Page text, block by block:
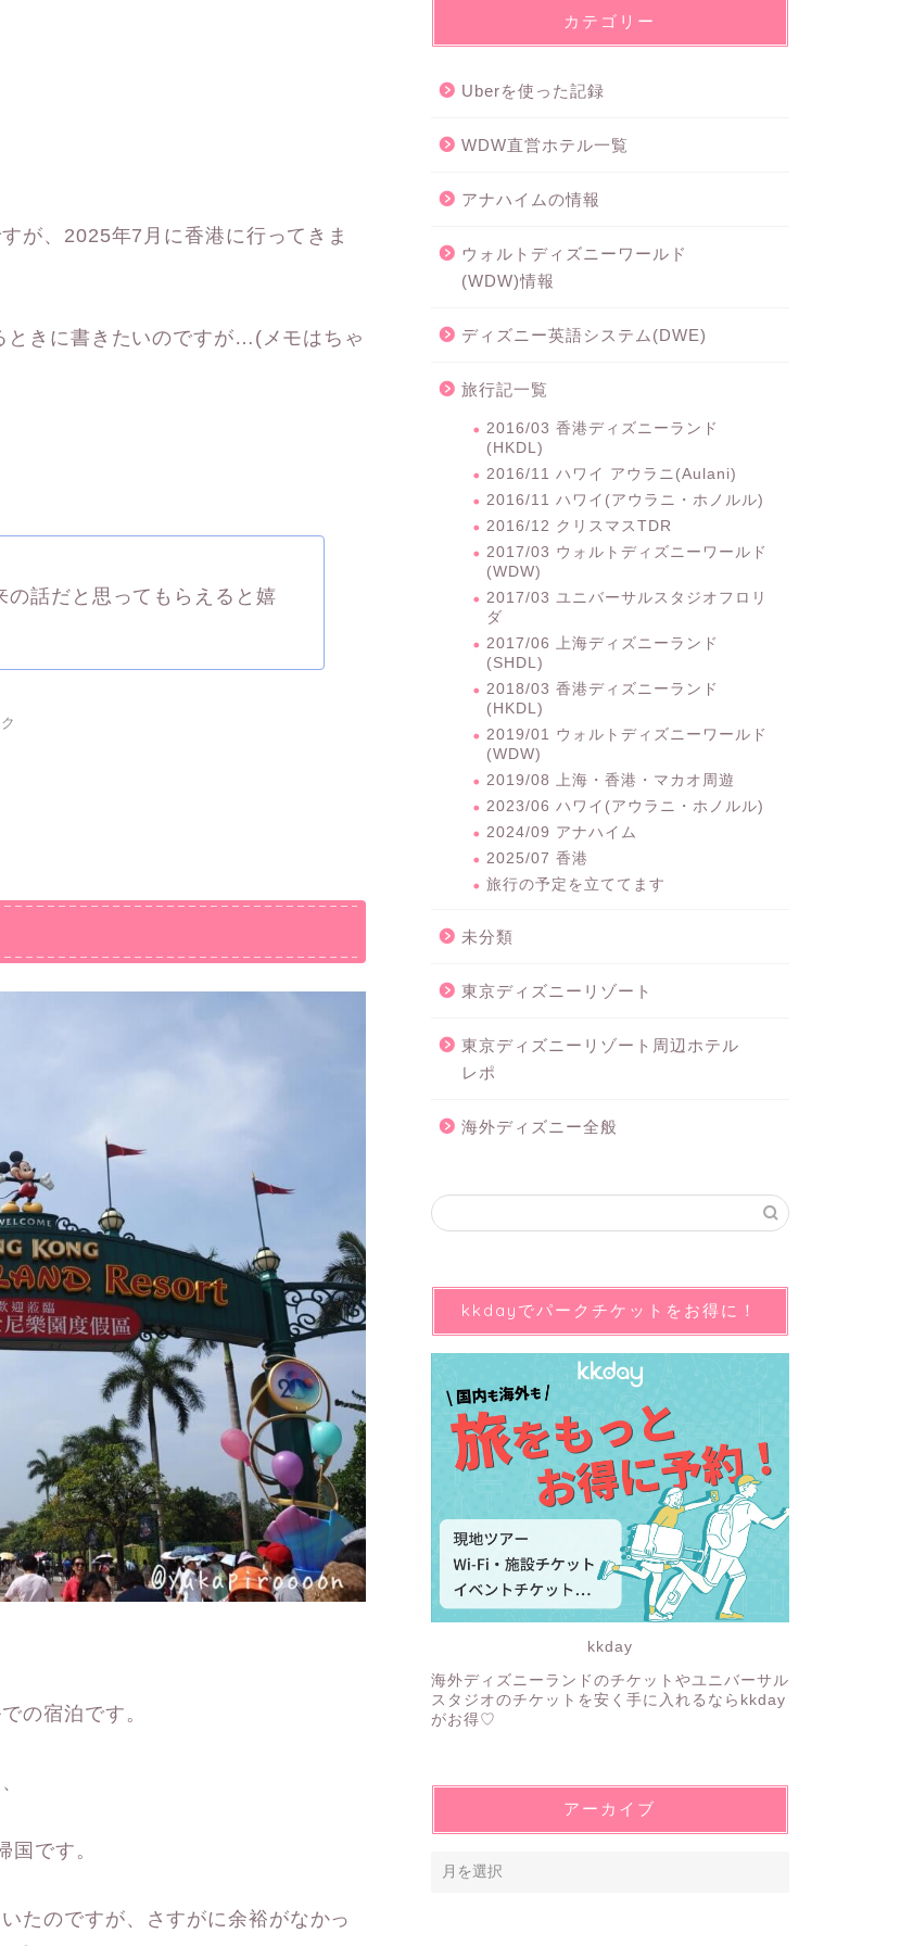
が、2025年7月に香港に行ってきま
ときに書きたいのですが…(メモはちゃ
話だと思ってもらえると嬉
の宿泊です。
です。
たのですが、さすがに余裕がなかっ
カテゴリー
Uberを使った記録
WDW直営ホテル一覧
アナハイムの情報
ウォルトディズニーワールド
(WDW)情報
ディズニー英語システム(DWE)
旅行記一覧
2016/03 香港ディズニーランド
(HKDL)
2016/11 ハワイ アウラニ(Aulani)
2016/11 ハワイ(アウラニ・ホノルル)
2016/12 クリスマスTDR
2017/03 ウォルトディズニーワールド
(WDW)
2017/03 ユニバーサルスタジオフロリ
ダ
2017/06 上海ディズニーランド
(SHDL)
2018/03 香港ディズニーランド
(HKDL)
2019/01 ウォルトディズニーワールド
(WDW)
2019/08 上海・香港・マカオ周遊
2023/06 ハワイ(アウラニ・ホノルル)
2024/09 アナハイム
2025/07 香港
旅行の予定を立ててます
未分類
東京ディズニーリゾート
東京ディズニーリゾート周辺ホテル
レポ
海外ディズニー全般
kkdayでパークチケットをお得に！
kkday
海外ディズニーランドのチケットやユニバーサル
スタジオのチケットを安く手に入れるならkkday
がお得♡
アーカイブ